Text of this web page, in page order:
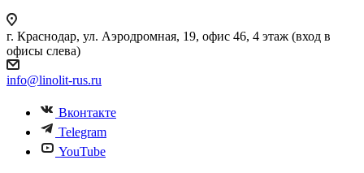
г. Краснодар, ул. Аэродромная, 19, офис 46, 4 этаж (вход в
офисы слева)
info@linolit-rus.ru
Вконтакте
Telegram
YouTube